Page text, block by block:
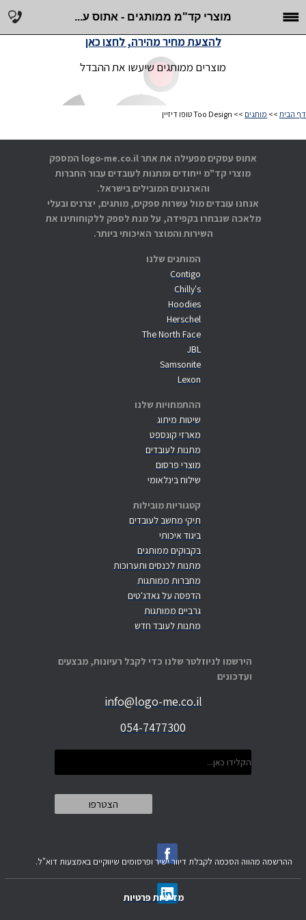
מוצרי קד"מ ממותגים - אתוס ע...
מוצרים ממותגים שיעשו את ההבדל
להצעת מחיר מהירה, לחצו כאן
דף הבית >> מותגים >> Too Design טופו דיזיין
המותגים שלנו
Contigo
Chilly's
Hoodies
Herschel
The North Face
JBL
Samsonite
Lexon
ההתמחויות שלנו
שיטות מיתוג
מארזי קונספט
מתנות לעובדים
מוצרי פרסום
שילוח בינלאומי
קטגוריות מובילות
תיקי מחשב לעובדים
ביגוד איכותי
בקבוקים ממותגים
מתנות לכנסים ותערוכות
מחברות ממותגות
הדפסה על גאדג'טים
גרביים ממותגות
מתנות לעובד חדש
אתוס עסקים מפעילה את אתר logo-me.co.il המספק
מוצרי קד"מ ייחודים ומתנות לעובדים עבור החברות
והארגונים המובילים בישראל.
אנחנו עובדים מול עשרות ספקים, מותגים, יצרנים ובעלי
מלאכה שנבחרו בקפידה, על מנת לספק ללקוחותינו את
השירות והמוצר האיכותי ביותר.
הירשמו לניוזלטר שלנו כדי לקבל רעיונות, מבצעים
ועדכונים
info@logo-me.co.il
054-7477300
מדיניות פרטיות
ההרשמה מהווה הסכמה לקבלת דיוור ישיר ופרסומים שיווקיים באמצעות דוא"ל.